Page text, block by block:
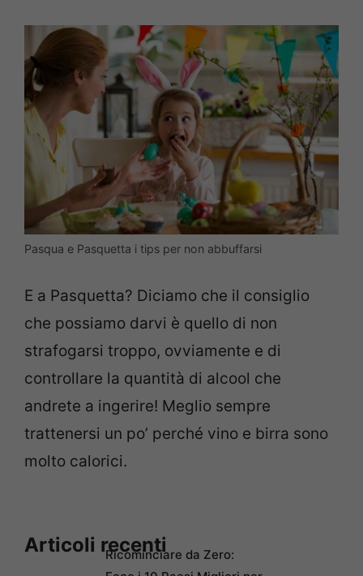
Pasqua e Pasquetta i tips per non abbuffarsi
E a Pasquetta? Diciamo che il consiglio
che possiamo darvi è quello di non
strafogarsi troppo, ovviamente e di
controllare la quantità di alcool che
andrete a ingerire! Meglio sempre
trattenersi un po’ perché vino e birra sono
molto calorici.
Articoli recentiRicominciare da Zero: